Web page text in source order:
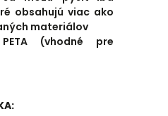
obsahujú viac ako
materiálov
(vhodné pre